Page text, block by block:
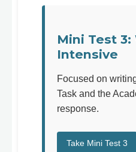
Mini Test
Intensive
Focused on
Task and the
response.
Take Mini Test 3